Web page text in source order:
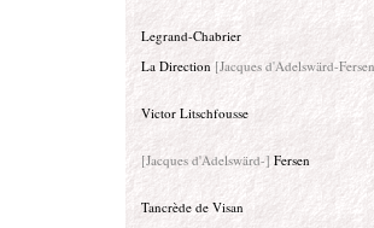
Legrand-Chabrier
La Direction [Jacques d'Adelswärd-
Victor Litschfousse
[Jacques d'Adelswärd-]Fersen
Tancrède de Visan